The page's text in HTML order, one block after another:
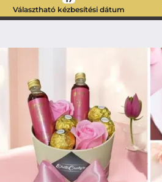
Választható kézbesítési dátum